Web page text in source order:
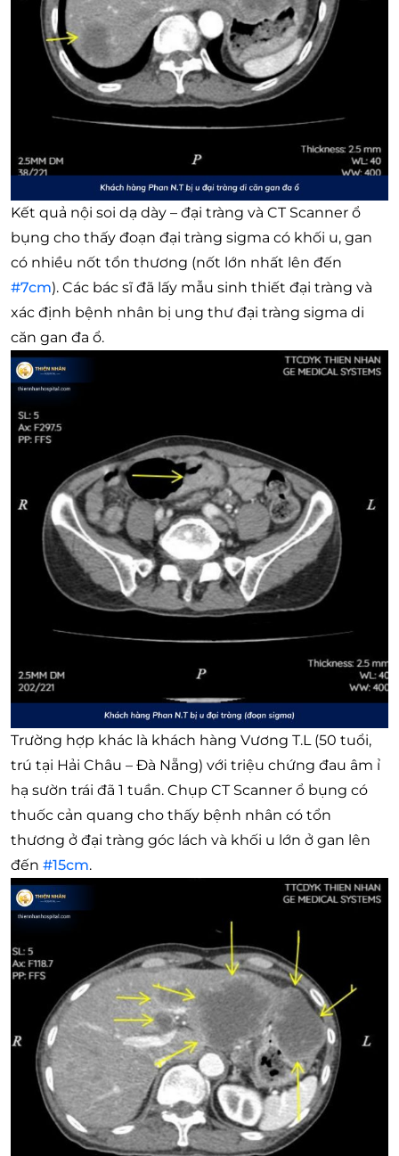
Kết quả nội soi dạ dày – đại tràng và CT Scanner ổ
bụng cho thấy đoạn đại tràng sigma có khối u, gan
có nhiều nốt tổn thương (nốt lớn nhất lên đến
#7cm). Các bác sĩ đã lấy mẫu sinh thiết đại tràng và
xác định bệnh nhân bị ung thư đại tràng sigma di
căn gan đa ổ.
Trường hợp khác là khách hàng Vương T.L (50 tuổi,
trú tại Hải Châu – Đà Nẵng) với triệu chứng đau âm ỉ
hạ sườn trái đã 1 tuần. Chụp CT Scanner ổ bụng có
thuốc cản quang cho thấy bệnh nhân có tổn
thương ở đại tràng góc lách và khối u lớn ở gan lên
đến #15cm.